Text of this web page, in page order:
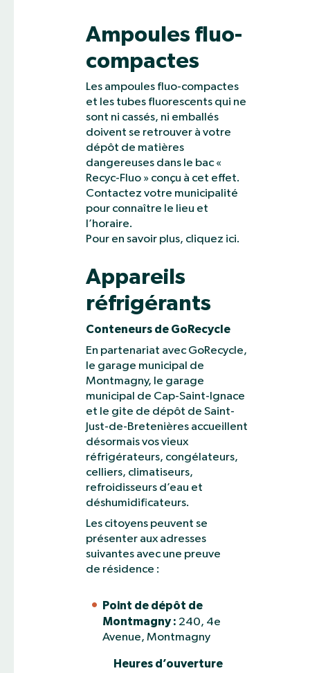
Ampoules fluo-
compactes
Les ampoules fluo-compactes
et les tubes fluorescents qui ne
sont ni cassés, ni emballés
doivent se retrouver à votre
dépôt de matières
dangereuses dans le bac «
Recyc-Fluo » conçu à cet effet.
Contactez votre municipalité
pour connaître le lieu et
l’horaire.
Pour en savoir plus, cliquez ici.
Appareils
réfrigérants
Conteneurs de GoRecycle
En partenariat avec GoRecycle,
le garage municipal de
Montmagny, le garage
municipal de Cap-Saint-Ignace
et le gite de dépôt de Saint-
Just-de-Bretenières accueillent
désormais vos vieux
réfrigérateurs, congélateurs,
celliers, climatiseurs,
refroidisseurs d’eau et
déshumidificateurs.
Les citoyens peuvent se
présenter aux adresses
suivantes avec une preuve
de résidence :
Point de dépôt de
Montmagny : 240, 4e
Avenue, Montmagny
Heures d’ouverture